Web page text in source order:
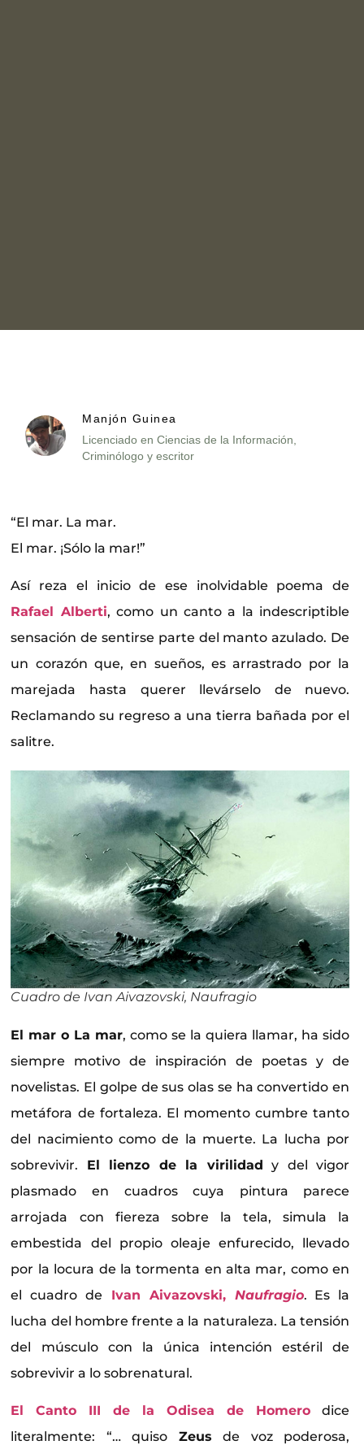
Manjón Guinea
Licenciado en Ciencias de la Información,
Criminólogo y escritor
“El mar. La mar.
El mar. ¡Sólo la mar!”
Así reza el inicio de ese inolvidable poema de
Rafael Alberti, como un canto a la indescriptible
sensación de sentirse parte del manto azulado. De
un corazón que, en sueños, es arrastrado por la
marejada hasta querer llevárselo de nuevo.
Reclamando su regreso a una tierra bañada por el
salitre.
Cuadro de Ivan Aivazovski, Naufragio
El mar o La mar, como se la quiera llamar, ha sido
siempre motivo de inspiración de poetas y de
novelistas. El golpe de sus olas se ha convertido en
metáfora de fortaleza. El momento cumbre tanto
del nacimiento como de la muerte. La lucha por
sobrevivir. El lienzo de la virilidad y del vigor
plasmado en cuadros cuya pintura parece
arrojada con fiereza sobre la tela, simula la
embestida del propio oleaje enfurecido, llevado
por la locura de la tormenta en alta mar, como en
el cuadro de
Ivan Aivazovski, Naufragio. Es la
lucha del hombre frente a la naturaleza. La tensión
del músculo con la única intención estéril de
sobrevivir a lo sobrenatural.
El Canto III de la Odisea de Homero dice
literalmente: “… quiso Zeus de voz poderosa,